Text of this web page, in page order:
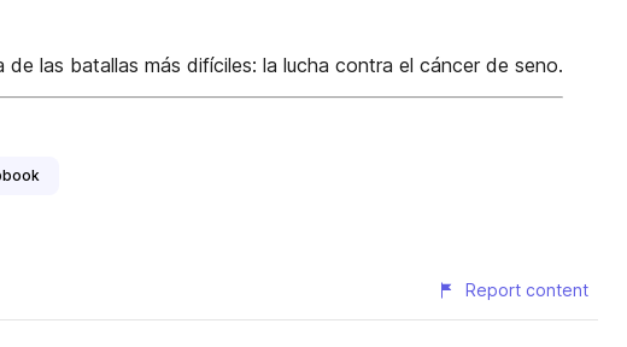
las batallas más difíciles: la lucha contra el cáncer de seno.
Report content